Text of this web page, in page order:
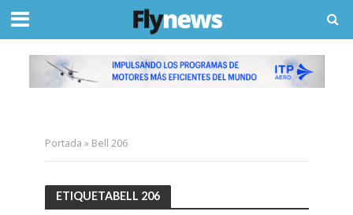
Portada » Bell 206
ETIQUETABELL 206